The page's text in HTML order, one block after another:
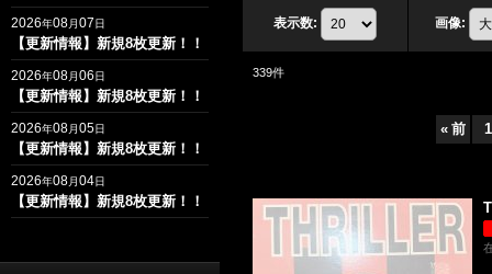
2026年08月07日
【更新情報】新規8枚更新！！
2026年08月06日
【更新情報】新規8枚更新！！
2026年08月05日
【更新情報】新規8枚更新！！
2026年08月04日
【更新情報】新規8枚更新！！
表示数: 画像:
339件
« 前 1